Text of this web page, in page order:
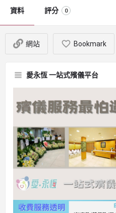
資料 評分 0
網站 Bookmark
愛永恆 一站式殯儀平台